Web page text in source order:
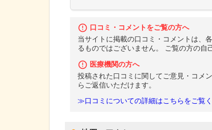
口コミ・コメントをご覧の方へ
当サイトに掲載の口コミ・コメントは、
るものではございません。 ご覧の方の自
医療機関の方へ
投稿された口コミに関してご意見・コメ
らご返信いただけます。
≫口コミについての詳細はこちらをご覧く